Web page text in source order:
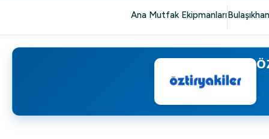
Ana Mutfak Ekipmanları